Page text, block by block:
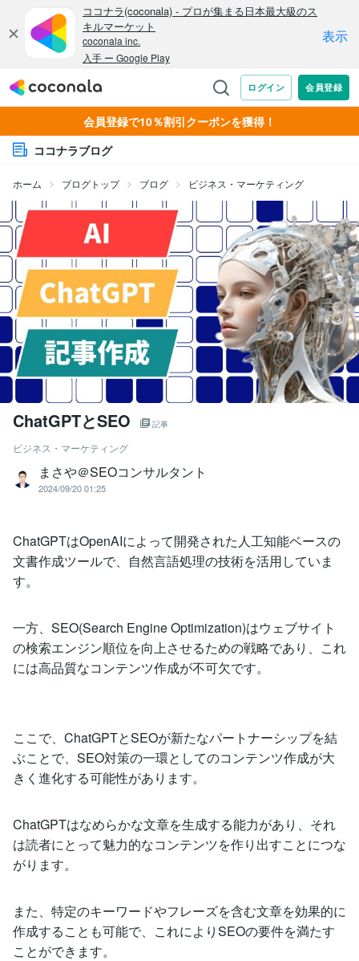
会員登録で10％割引クーポンを獲得！
ココナラブログ
ホーム ブログトップ ブログ ビジネス・マーケティング
ChatGPTとSEO 記事
ビジネス・マーケティング
まさや＠SEOコンサルタント
2024/09/20 01:25
ChatGPTはOpenAIによって開発された人工知能ベースの
文書作成ツールで、自然言語処理の技術を活用していま
す。
一方、SEO(Search Engine Optimization)はウェブサイト
の検索エンジン順位を向上させるための戦略であり、これ
には高品質なコンテンツ作成が不可欠です。
ここで、ChatGPTとSEOが新たなパートナーシップを結
ぶことで、SEO対策の一環としてのコンテンツ作成が大
きく進化する可能性があります。
ChatGPTはなめらかな文章を生成する能力があり、それ
は読者にとって魅力的なコンテンツを作り出すことにつな
がります。
また、特定のキーワードやフレーズを含む文章を効果的に
作成することも可能で、これによりSEOの要件を満たす
ことができます。